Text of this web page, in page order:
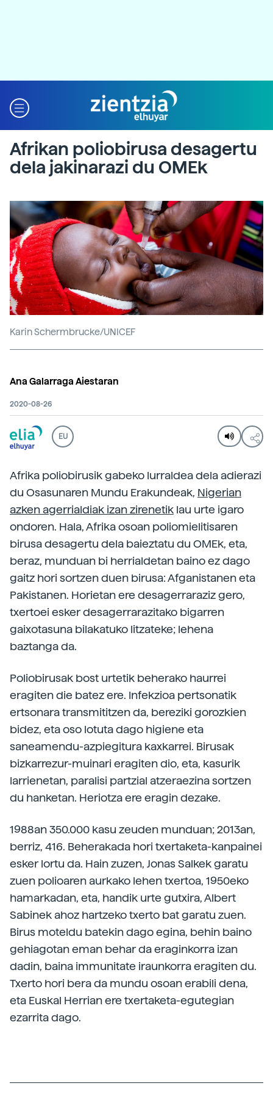
Afrikan poliobirusa desagertu
dela jakinarazi du OMEk
Karin Schermbrucke/UNICEF
Ana Galarraga Aiestaran
2020-08-26
EU
Afrika poliobirusik gabeko lurraldea dela adierazi
du Osasunaren Mundu Erakundeak, Nigerian
azken agerrialdiak izan zirenetik lau urte igaro
ondoren. Hala, Afrika osoan poliomielitisaren
birusa desagertu dela baieztatu du OMEk, eta,
beraz, munduan bi herrialdetan baino ez dago
gaitz hori sortzen duen birusa: Afganistanen eta
Pakistanen. Horietan ere desagerraraziz gero,
txertoei esker desagerrarazitako bigarren
gaixotasuna bilakatuko litzateke; lehena
baztanga da.
Poliobirusak bost urtetik beherako haurrei
eragiten die batez ere. Infekzioa pertsonatik
ertsonara transmititzen da, bereziki gorozkien
bidez, eta oso lotuta dago higiene eta
saneamendu-azpiegitura kaxkarrei. Birusak
bizkarrezur-muinari eragiten dio, eta, kasurik
larrienetan, paralisi partzial atzeraezina sortzen
du hanketan. Heriotza ere eragin dezake.
1988an 350.000 kasu zeuden munduan; 2013an,
berriz, 416. Beherakada hori txertaketa-kanpainei
esker lortu da. Hain zuzen, Jonas Salkek garatu
zuen polioaren aurkako lehen txertoa, 1950eko
hamarkadan, eta, handik urte gutxira, Albert
Sabinek ahoz hartzeko txerto bat garatu zuen.
Birus moteldu batekin dago egina, behin baino
gehiagotan eman behar da eraginkorra izan
dadin, baina immunitate iraunkorra eragiten du.
Txerto hori bera da mundu osoan erabili dena,
eta Euskal Herrian ere txertaketa-egutegian
ezarrita dago.